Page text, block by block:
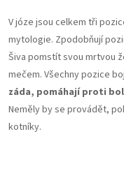
V józe jsou celkem tři
mytologie. Zpodobňují
Šiva pomstít svou mrtvou
mečem. Všechny pozice
záda, pomáhají proti
Neměly by se provádět,
kotníky.